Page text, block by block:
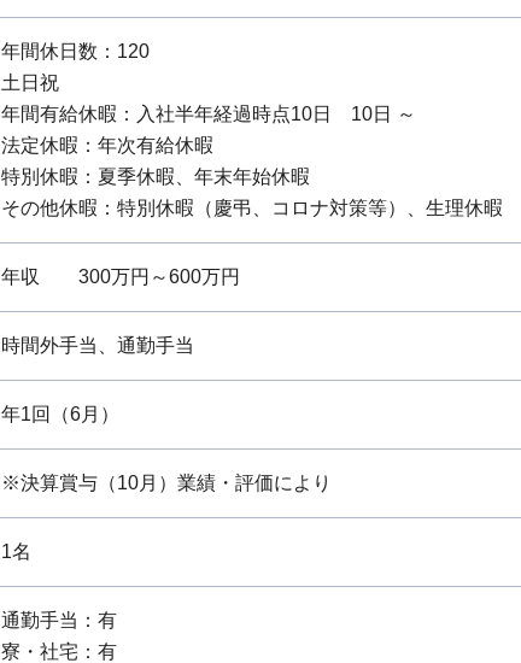
年間休日数：120
土日祝
年間有給休暇：入社半年経過時点10日 10日 ～
法定休暇：年次有給休暇
特別休暇：夏季休暇、年末年始休暇
その他休暇：特別休暇（慶弔、コロナ対策等）、生理休暇
年収 300万円～600万円
時間外手当、通勤手当
年1回（6月）
※決算賞与（10月）業績・評価により
1名
通勤手当：有
寮・社宅：有